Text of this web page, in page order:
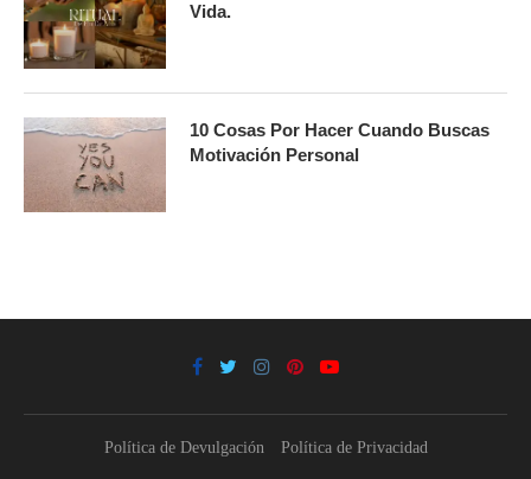
Vida.
10 Cosas Por Hacer Cuando Buscas
Motivación Personal
Política de Devulgación Política de Privacidad